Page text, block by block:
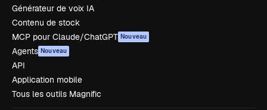
Générateur de voix IA
Contenu de stock
MCP pour Claude/ChatGPT Nouveau
Agents Nouveau
API
Application mobile
Tous les outils Magnific